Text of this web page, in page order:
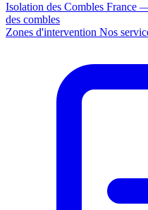
Isolation des Combles France
des combles
Zones d'intervention Nos